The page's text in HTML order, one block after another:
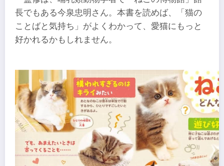
長でもある今泉忠明さん。本書を読めば、「猫の
ことばと気持ち」がよくわかって、愛猫にもっと
好かれるかもしれません。